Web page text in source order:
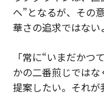
へ”となるが、その
華さの追求ではない
「常に“いまだかつ
かの二番煎じでは
提案したい。それが